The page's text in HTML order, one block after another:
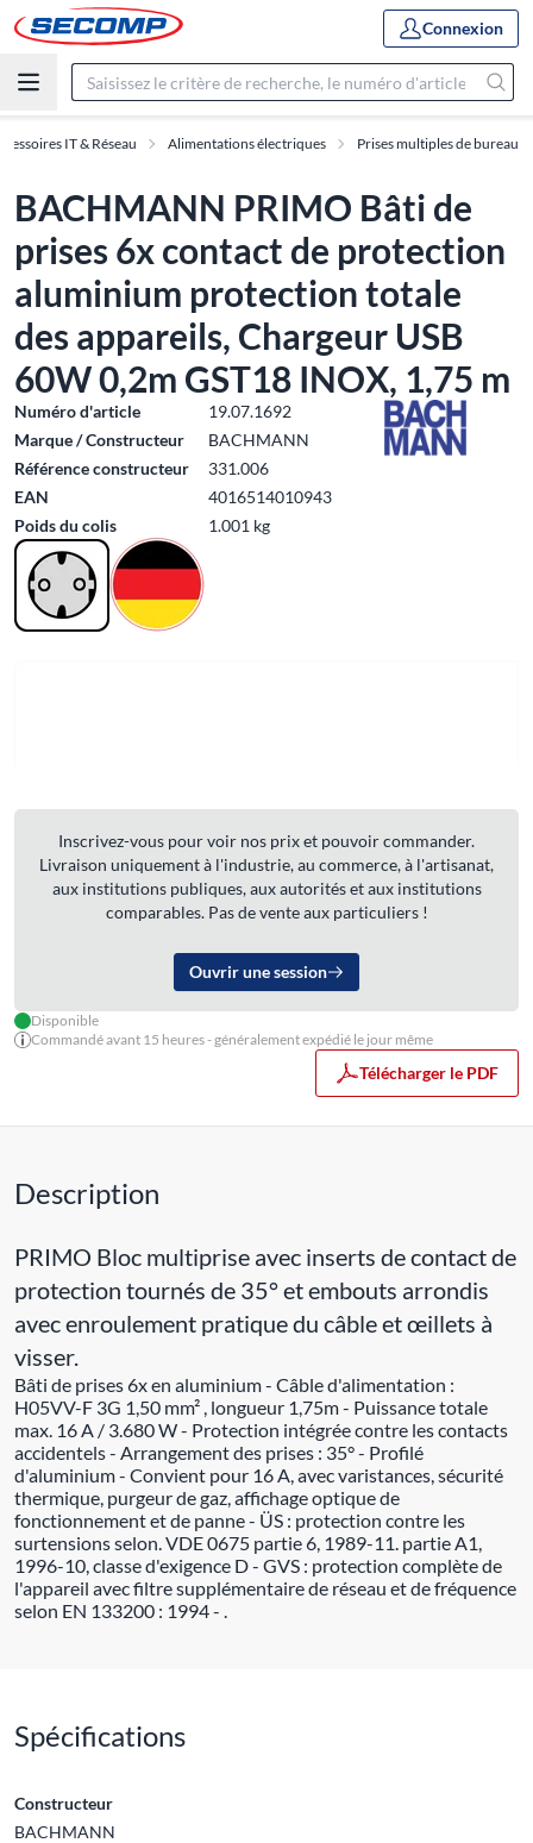
Connexion
IT & Réseau Alimentations électriques Prises multiples de bureau
BACHMANN PRIMO Bâti de
prises 6x contact de protection
aluminium protection totale
des appareils, Chargeur USB
60W 0,2m GST18 INOX, 1,75 m
Numéro d'article
19.07.1692
Marque / Constructeur
BACHMANN
Référence constructeur
331.006
EAN
4016514010943
Poids du colis
1.001 kg
Inscrivez-vous pour voir nos prix et pouvoir commander.
Livraison uniquement à l'industrie, au commerce, à l'artisanat,
aux institutions publiques, aux autorités et aux institutions
comparables. Pas de vente aux particuliers !
Ouvrir une session
Disponible
Commandé avant 15 heures - généralement expédié le jour même
Télécharger le PDF
Description
PRIMO Bloc multiprise avec inserts de contact de
protection tournés de 35° et embouts arrondis
avec enroulement pratique du câble et œillets à
visser.
Bâti de prises 6x en aluminium - Câble d'alimentation :
H05VV-F 3G 1,50 mm² , longueur 1,75m - Puissance totale
max. 16 A / 3.680 W - Protection intégrée contre les contacts
accidentels - Arrangement des prises : 35° - Profilé
d'aluminium - Convient pour 16 A, avec varistances, sécurité
thermique, purgeur de gaz, affichage optique de
fonctionnement et de panne - ÜS : protection contre les
surtensions selon. VDE 0675 partie 6, 1989-11. partie A1,
1996-10, classe d'exigence D - GVS : protection complète de
l'appareil avec filtre supplémentaire de réseau et de fréquence
selon EN 133200 : 1994 - .
Spécifications
Constructeur
BACHMANN